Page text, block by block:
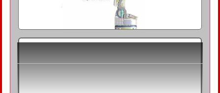
Definition